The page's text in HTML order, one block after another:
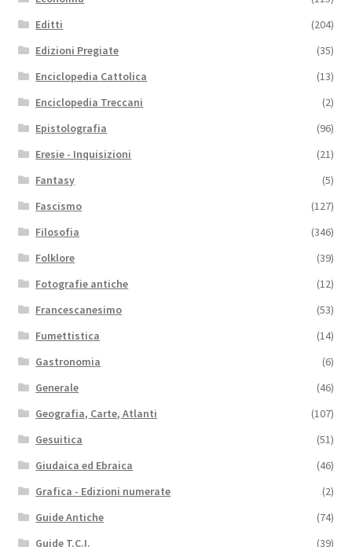
Editti
(204)
Edizioni Pregiate
(35)
Enciclopedia Cattolica
(13)
Enciclopedia Treccani
(2)
Epistolografia
(96)
Eresie - Inquisizioni
(21)
Fantasy
(5)
Fascismo
(127)
Filosofia
(346)
Folklore
(39)
Fotografie antiche
(12)
Francescanesimo
(53)
Fumettistica
(14)
Gastronomia
(6)
Generale
(46)
Geografia, Carte, Atlanti
(107)
Gesuitica
(51)
Giudaica ed Ebraica
(46)
Grafica - Edizioni numerate
(2)
Guide Antiche
(74)
Guide T.C.I.
(39)